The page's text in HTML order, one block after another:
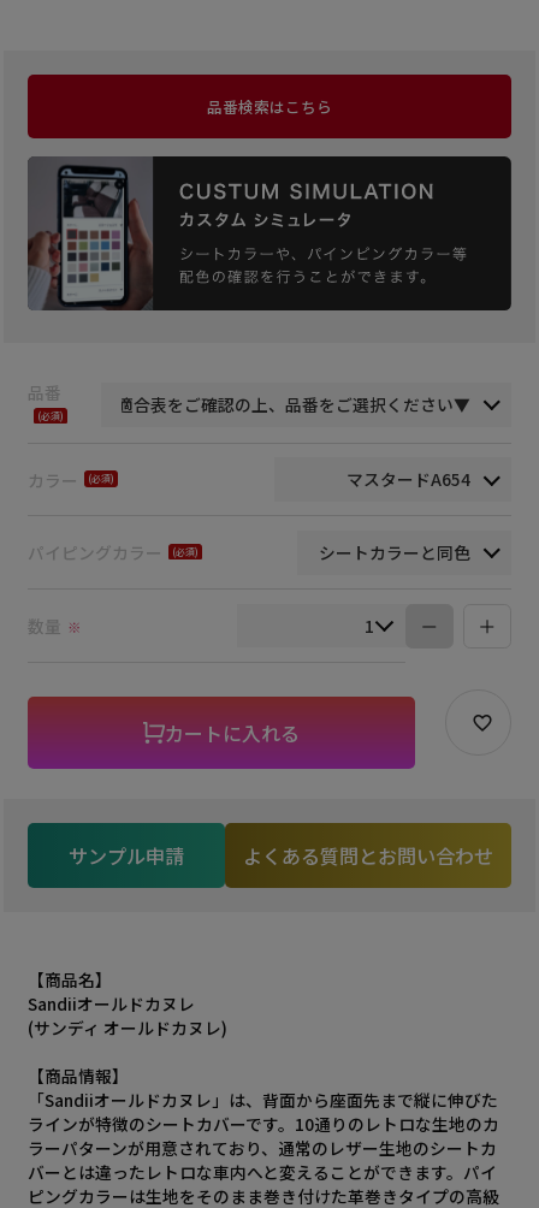
品番検索はこちら
品番
カラー
パイピングカラー
数量 ※
カートに入れる
サンプル申請 よくある質問とお問い合わせ
【商品名】
Sandiiオールドカヌレ
(サンディ オールドカヌレ)
【商品情報】
「Sandiiオールドカヌレ」は、背面から座面先まで縦に伸びた
ラインが特徴のシートカバーです。10通りのレトロな生地のカ
ラーパターンが用意されており、通常のレザー生地のシートカ
バーとは違ったレトロな車内へと変えることができます。パイ
ピングカラーは生地をそのまま巻き付けた革巻きタイプの高級